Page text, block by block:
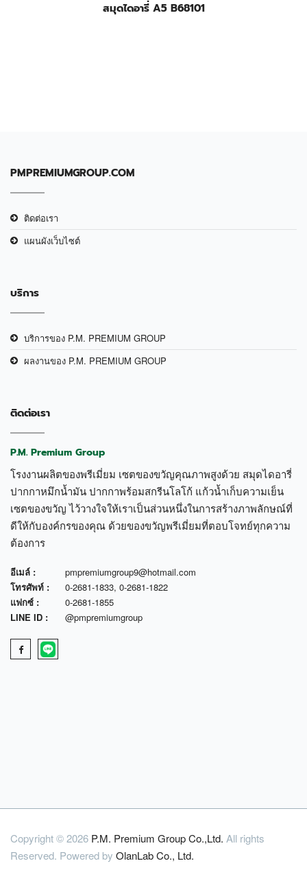
สมุดไดอารี่ A5 B68101
PMPREMIUMGROUP.COM
ติดต่อเรา
แผนผังเว็บไซต์
บริการ
บริการของ P.M. PREMIUM GROUP
ผลงานของ P.M. PREMIUM GROUP
ติดต่อเรา
P.M. Premium Group
โรงงานผลิตของพรีเมี่ยม เซตของขวัญคุณภาพสูงด้วย สมุดไดอารี่
ปากกาหมึกน้ำมัน ปากกาพร้อมสกรีนโลโก้ แก้วน้ำเก็บความเย็น
เซตของขวัญ ไว้วางใจให้เราเป็นส่วนหนึ่งในการสร้างภาพลักษณ์ที่
ดีให้กับองค์กรของคุณ ด้วยของขวัญพรีเมี่ยมที่ตอบโจทย์ทุกความ
ต้องการ
อีเมล์ :
pmpremiumgroup9@hotmail.com
โทรศัพท์ :
0-2681-1833, 0-2681-1822
แฟกซ์ :
0-2681-1855
LINE ID :
@pmpremiumgroup
Copyright © 2026 P.M. Premium Group Co.,Ltd. All rights
Reserved. Powered by OlanLab Co., Ltd.